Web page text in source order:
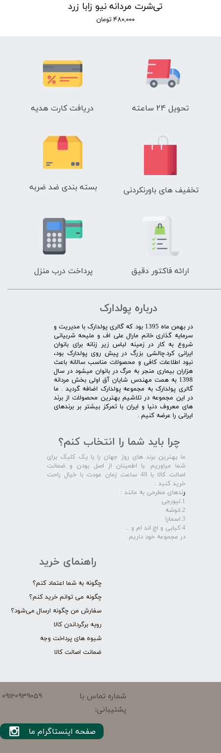
تی‌شرت مردانه نیو زابا زرد
۴۸۰,۰۰۰ تومان
تحویل 24 ساعته دریافت کارت هدیه
تخفیف های باورنکردنی بسته بندی ضد ضربه
ارائه فاکتور دقیق پرداخت درب منزل
درباره پولدارک
در بهمن ماه 1395 بود که گالری پولدارک با مدیریت و
سرمایه گذاری خانم مارال علی اف و ملیحه شربیانی
شروع به کار در زمینه لباس زیر زنانه برای بانوان
ایرانی کرد.چالشی بزرگ در پیش روی پولدارک بود،
نبود اطلاعات کافی و محصولات مناسب سالانه باعث
هزاران بیماری منجر به مرگ در بانوان میشود در سال
1398 به همت مهندس شایان آق اولی بخش مردانه
گالری پولدارک به مجموعه پولدارک اضافه گردید . ما
در این مجموعه در تلاشیم بهترین محصولات از برند
های معروف دنیا و ایران با تمرکز بیشتر بر برندهای
ایرانی را عرضه کنیم .​​​​​​​
راهنمای خرید
چگونه به شما اعتماد کنم؟
چگونه می توانم خرید کنم؟
سفارش من چگونه ارسال می‌شود؟
رویه برگرداندن کالا
شیوه های پرداخت وجه
ضمانت اصالت کالا
چرا باید شما را انتخاب کنم؟
ما بهترین برند های روز جهان را با یک کلیک برای
شما میاوریم .با اطمینان از اصل بودن و ضمانت
اصالت کالا با 48 ساعت زمان عودت با خیال راحت
خرید کنید :
رندهای مطرحی به مانند :
1.لیورجی
2.انوشه
3.اسمارا
4.کیابی و اچ اند ام و ...
در مجموعه خود داریم .​​​​​​​
شماره تماس با
پشتیبانی:
09120939059
صفحه اینستاگرام ما